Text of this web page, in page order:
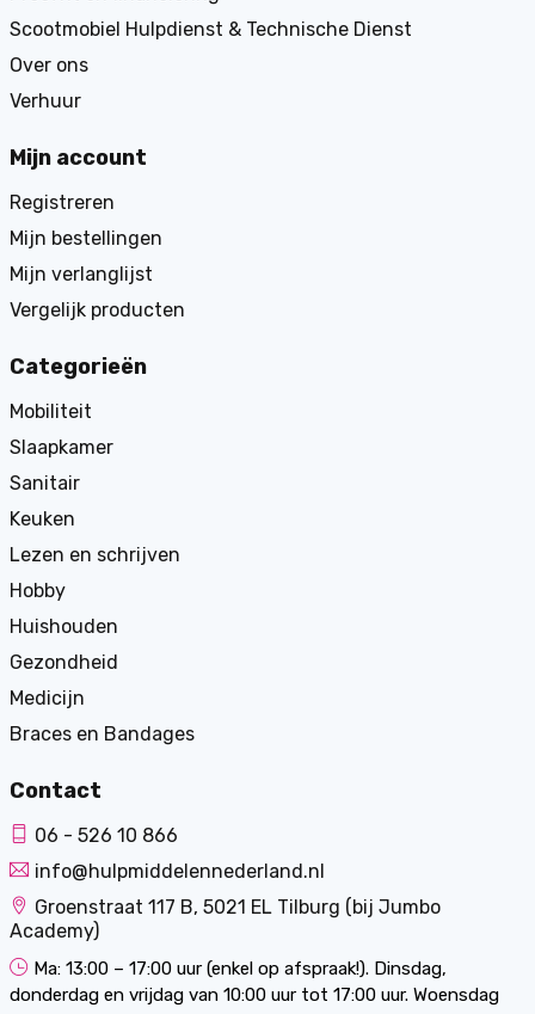
Scootmobiel Hulpdienst & Technische Dienst
Over ons
Verhuur
Mijn account
Registreren
Mijn bestellingen
Mijn verlanglijst
Vergelijk producten
Categorieën
Mobiliteit
Slaapkamer
Sanitair
Keuken
Lezen en schrijven
Hobby
Huishouden
Gezondheid
Medicijn
Braces en Bandages
Contact
06 - 526 10 866
info@hulpmiddelennederland.nl
Groenstraat 117 B, 5021 EL Tilburg (bij Jumbo
Academy)
Ma: 13:00 – 17:00 uur (enkel op afspraak!). Dinsdag,
donderdag en vrijdag van 10:00 uur tot 17:00 uur. Woensdag